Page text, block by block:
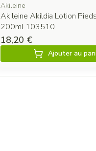
Akileine
Akileine Akildia Lotion
200ml 103510
18,20 €
Ajouter au